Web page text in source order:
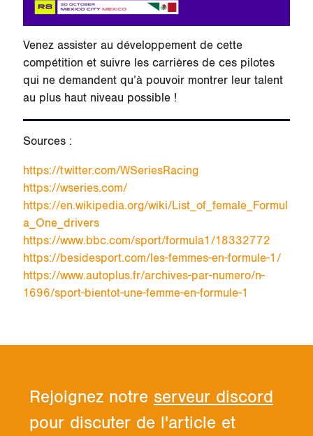
Venez assister au développement de cette
compétition et suivre les carrières de ces pilotes
qui ne demandent qu’à pouvoir montrer leur talent
au plus haut niveau possible !
Sources :
https://twitter.com/WSeriesRacing
https://wseries.com/
https://en.wikipedia.org/wiki/List_of_female_Formul
a_One_drivers
https://www.bbc.com/sport/formula1/18332772
https://besidesport.com/les-femmes-en-formule-1/
https://www.autoplus.fr/archives-par-numero/n-
1696/sport-bientot-une-femme-en-formule-1
Rejoignez notre serveur discord
pour discuter de l'article et